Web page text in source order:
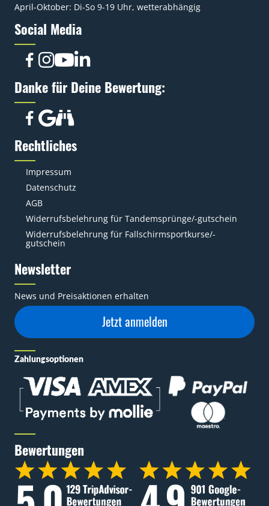
April-Oktober: Di-So 9-19 Uhr, wetterabhängig
Social Media
Danke für Deine Bewertung:
Rechtliches
Impressum
Datenschutz
AGB
Widerrufsbelehrung für Tandemsprünge/-gutschein
Widerrufsbelehrung für Fallschirmsportkurse/-
gutschein
Newsletter
News und Preisaktionen erhalten
Jetzt anmelden
Zahlungsoptionen
Bewertungen